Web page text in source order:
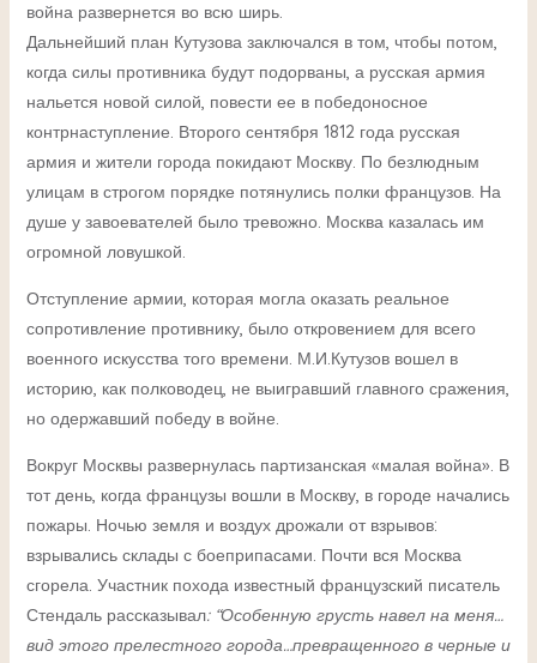
война развернется во всю ширь.
Дальнейший план Кутузова заключался в том, чтобы потом,
когда силы противника будут подорваны, а русская армия
нальется новой силой, повести ее в победоносное
контрнаступление. Второго сентября 1812 года русская
армия и жители города покидают Москву. По безлюдным
улицам в строгом порядке потянулись полки французов. На
душе у завоевателей было тревожно. Москва казалась им
огромной ловушкой.
Отступление армии, которая могла оказать реальное
сопротивление противнику, было откровением для всего
военного искусства того времени. М.И.Кутузов вошел в
историю, как полководец, не выигравший главного сражения,
но одержавший победу в войне.
Вокруг Москвы развернулась партизанская «малая война». В
тот день, когда французы вошли в Москву, в городе начались
пожары. Ночью земля и воздух дрожали от взрывов:
взрывались склады с боеприпасами. Почти вся Москва
сгорела. Участник похода известный французский писатель
Стендаль рассказывал: “Особенную грусть навел на меня…
вид этого прелестного города…превращенного в черные и